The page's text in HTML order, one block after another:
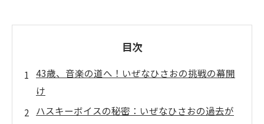
目次
43歳、音楽の道へ！いぜなひさおの挑戦の幕開
け
ハスキーボイスの秘密：いぜなひさおの過去が